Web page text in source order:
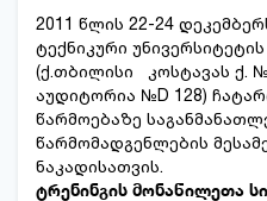
2011 წლის 22-24
ტექნიკური
(ქ.თბილისი კოსტავას ქ.
აუდიტორია №D 128)
წარმოებაზე
წარმომადგენლების
ნაკადისათვის.
ტრენინგის მონაწილეთა